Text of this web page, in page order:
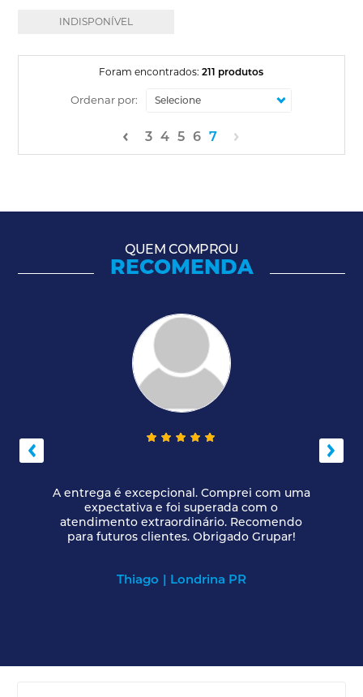
INDISPONÍVEL
Foram encontrados:211 produtos
Ordenar por:
3 4 5 6 7
QUEM COMPROU
RECOMENDA
A entrega é excepcional. Comprei com uma
expectativa e foi superada com o
atendimento extraordinário. Recomendo
para futuros clientes. Obrigado Grupar!
Thiago | Londrina PR